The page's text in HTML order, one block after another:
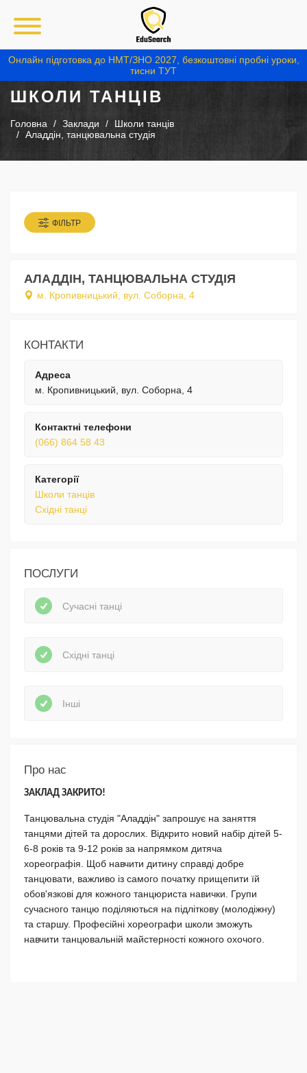
Онлайн підготовка до НМТ/ЗНО 2027, безкоштовні пробні уроки,
тисни ТУТ
ШКОЛИ ТАНЦІВ
Головна Заклади
Школи танців
Аладдін, танцювальна студія
ФІЛЬТР
АЛАДДІН, ТАНЦЮВАЛЬНА СТУДІЯ
м. Кропивницький, вул. Соборна, 4
КОНТАКТИ
Адреса
м. Кропивницький, вул. Соборна, 4
Контактні телефони
(066) 864 58 43
Категорії
Школи танців
Східні танці
ПОСЛУГИ
Сучасні танці
Східні танці
Інші
Про нас
ЗАКЛАД ЗАКРИТО!
Танцювальна студія "Аладдін" запрошує на заняття
танцями дітей та дорослих. Відкрито новий набір дітей 5-
6-8 років та 9-12 років за напрямком дитяча
хореографія. Щоб навчити дитину справді добре
танцювати, важливо із самого початку прищепити їй
обов'язкові для кожного танцюриста навички. Групи
сучасного танцю поділяються на підліткову (молодіжну)
та старшу. Професійні хореографи школи зможуть
навчити танцювальній майстерності кожного охочого.